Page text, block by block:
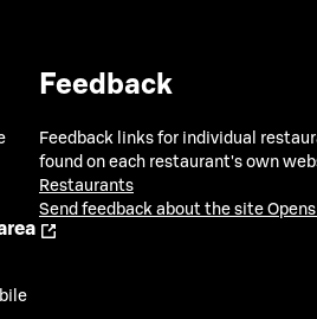
Feedback
Feedback links for individual
found on each restaurant's own
Restaurants
Send feedback about the site